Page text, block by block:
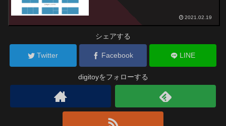
2021.02.19
シェアする
Twitter Facebook LINE
digitoyをフォローする